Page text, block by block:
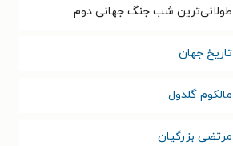
طولانی‌ترین شب جنگ جهانی دوم
تاریخ جهان
مالکوم گلدول
مرتضی بزرگیان